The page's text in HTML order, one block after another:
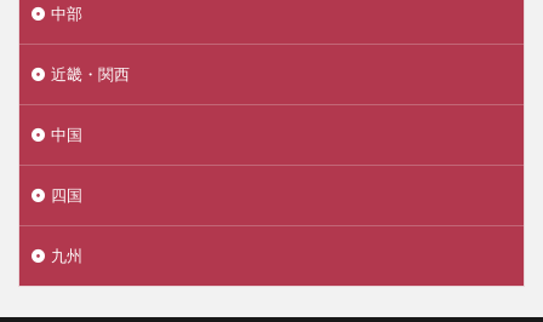
中部
近畿・関西
中国
四国
九州